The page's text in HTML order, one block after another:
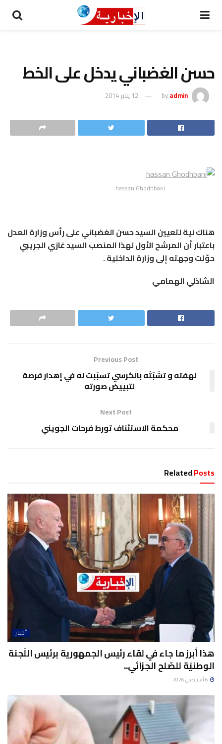
حسن الغضباني يدخل على الخط
byadmin 12 يناير 2014
hassan Ghodhbani
هناك نية لتعيين السيد حسن الغضباني على رأس وزارة العدل
باعتبار أن المرشح الأول لهذا المنصب السيد غازي الجريبي
حوّلت وجهته إلىوزارةالداخلية .
الشاذلي الهمامي
Previous Post
لهفته و تشبّثه بالكرسي تسبّبت له في إهدار فرصة
لتبييض صورته
Next Post
محكمة الاستئناف تورط فرحات الجويني
RelatedPosts
أخبار
هذا أبرز ما جاء في لقاء رئيس الجمهورية برئيس اللّجنة
الوطنيّة للصّلح الجزائي..